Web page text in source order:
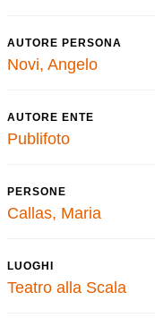
AUTORE PERSONA
Novi, Angelo
AUTORE ENTE
Publifoto
PERSONE
Callas, Maria
LUOGHI
Teatro alla Scala